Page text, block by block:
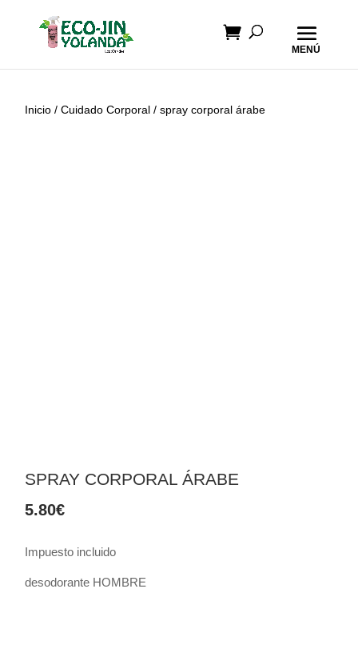
Inicio /Cuidado Corporal / spray corporal árabe
SPRAY CORPORAL ÁRABE
5.80€
Impuesto incluido
desodorante HOMBRE